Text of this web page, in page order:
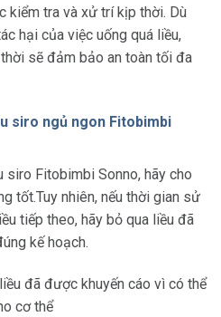
kiểm tra và xử trí kịp thời. Dù
hại của việc uống quá liều,
sẽ đảm bảo an toàn tối đa
siro ngủ ngon Fitobimbi
siro Fitobimbi Sonno, hãy cho
tốt.Tuy nhiên, nếu thời gian sử
tiếp theo, hãy bỏ qua liều đã
kế hoạch.
đã được khuyến cáo vì có thể
cơ thể